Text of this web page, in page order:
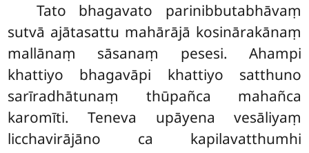
Tato bhagavato parinibbutabhāvaṃ
sutvā ajātasattu mahārājā kosinārakānaṃ
mallānaṃ sāsanaṃ pesesi. Ahampi
khattiyo bhagavāpi khattiyo satthuno
sarīradhātunaṃ thūpañca mahañca
karomīti. Teneva upāyena vesāliyaṃ
licchavirājāno ca kapilavatthumhi